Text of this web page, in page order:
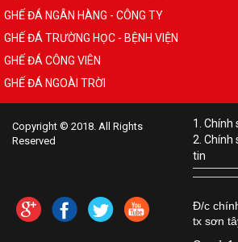
GHẾ ĐÁ NGÂN HÀNG - CÔNG TY
GHẾ ĐÁ TRƯỜNG HỌC - BỆNH VIỆN
GHẾ ĐÁ CÔNG VIÊN
GHẾ ĐÁ NGOÀI TRỜI
Copyright © 2018. All Rights
Reserved
1. Chính
2. Chính
tin
Đ/c
tx sơn